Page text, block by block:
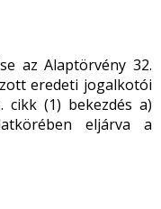
az Alaptörvény 32.
eredeti jogalkotói
cikk (1) bekezdés a)
eljárva a